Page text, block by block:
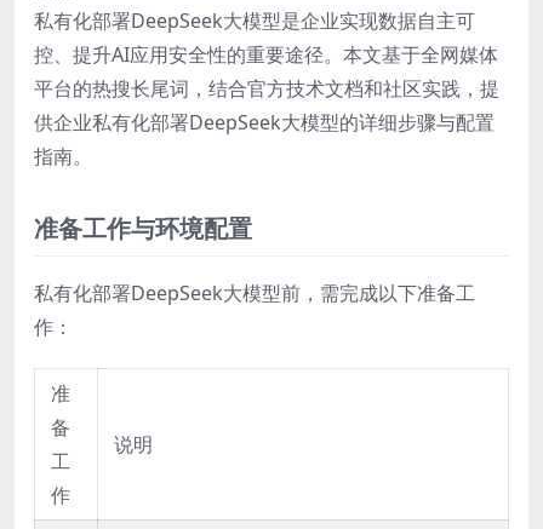
私有化部署DeepSeek大模型是企业实现数据自主可
控、提升AI应用安全性的重要途径。本文基于全网媒体
平台的热搜长尾词，结合官方技术文档和社区实践，提
供企业私有化部署DeepSeek大模型的详细步骤与配置
指南。
准备工作与环境配置
私有化部署DeepSeek大模型前，需完成以下准备工
作：
准
备
工
作
说明